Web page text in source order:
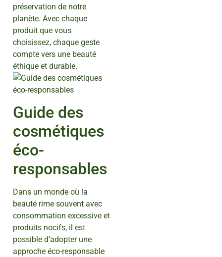
préservation de notre
planète. Avec chaque
produit que vous
choisissez, chaque geste
compte vers une beauté
éthique et durable.
Guide des
cosmétiques
éco-
responsables
Dans un monde où la
beauté rime souvent avec
consommation excessive et
produits nocifs, il est
possible d’adopter une
approche éco-responsable